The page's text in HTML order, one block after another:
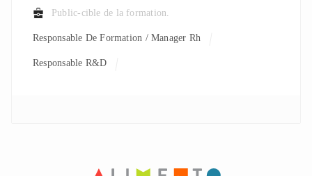
Public-cible de la formation.
Responsable De Formation / Manager Rh
Responsable R&D